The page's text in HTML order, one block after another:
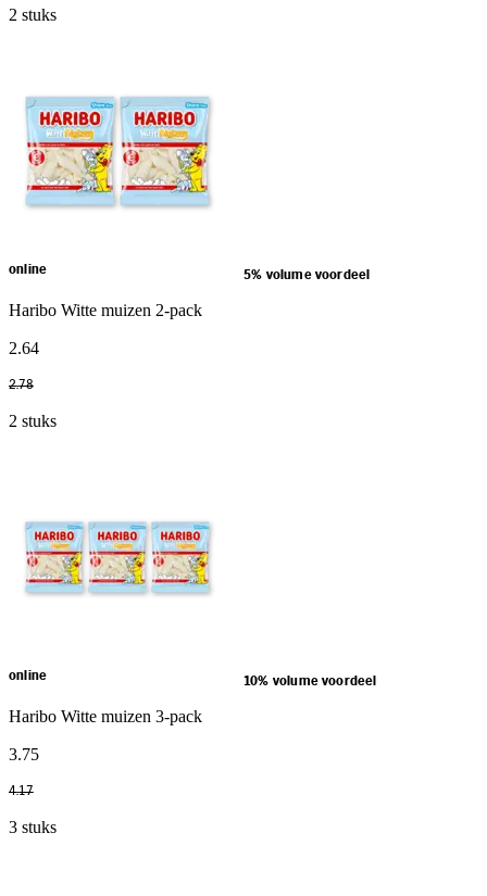
2 stuks
online 5% volume voordeel
Haribo Witte muizen 2-pack
2.64
2.78
2 stuks
online 10% volume voordeel
Haribo Witte muizen 3-pack
3.75
4.17
3 stuks